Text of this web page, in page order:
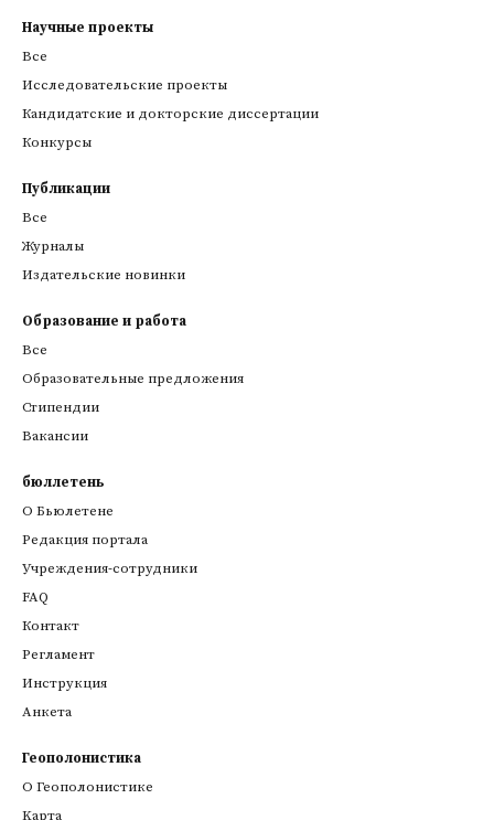
Научные проекты
Все
Исследовательские проекты
Кандидатские и докторские диссертации
Конкурсы
Публикации
Все
Журналы
Издательские новинки
Образование и работа
Все
Образовательные предложения
Стипендии
Вакансии
бюллетень
О Бьюлетене
Редакция портала
Учреждения-сотрудники
FAQ
Контакт
Регламент
Инструкция
Анкета
Геополонистика
О Геополонистике
Kарта